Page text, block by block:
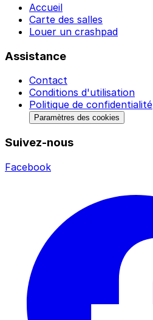
Accueil
Carte des salles
Louer un crashpad
Assistance
Contact
Conditions d'utilisation
Politique de confidentialité
Paramètres des cookies
Suivez-nous
Facebook